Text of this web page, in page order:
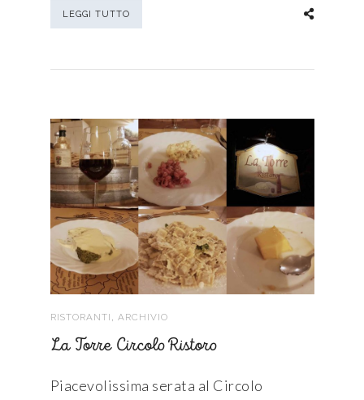
LEGGI TUTTO
RISTORANTI ARCHIVIO
La Torre Circolo Ristoro
Piacevolissima serata al Circolo